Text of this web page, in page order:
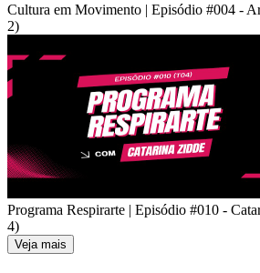
Cultura em Movimento | Episódio #004 -
2)
Programa Respirarte | Episódio #010 -
4)
Veja mais